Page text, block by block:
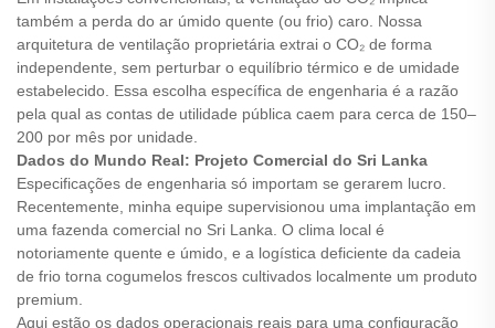
também a perda do ar úmido quente (ou frio) caro. Nossa
arquitetura de ventilação proprietária extrai o CO₂ de forma
independente, sem perturbar o equilíbrio térmico e de umidade
estabelecido. Essa escolha específica de engenharia é a razão
pela qual as contas de utilidade pública caem para cerca de 150–
200 por mês por unidade.
Dados do Mundo Real: Projeto Comercial do Sri Lanka
Especificações de engenharia só importam se gerarem lucro.
Recentemente, minha equipe supervisionou uma implantação em
uma fazenda comercial no Sri Lanka. O clima local é
notoriamente quente e úmido, e a logística deficiente da cadeia
de frio torna cogumelos frescos cultivados localmente um produto
premium.
Aqui estão os dados operacionais reais para uma configuração